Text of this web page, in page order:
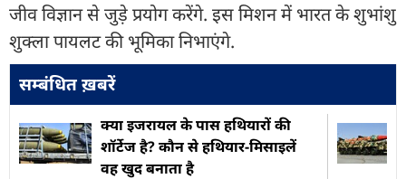
जीव विज्ञान से जुड़े प्रयोग करेंगे. इस मिशन में भारत के शुभांशु
शुक्ला पायलट की भूमिका निभाएंगे.
सम्बंधित ख़बरें
क्या इजरायल के पास हथियारों की
शॉर्टेज है? कौन से हथियार-मिसाइलें
वह खुद बनाता है